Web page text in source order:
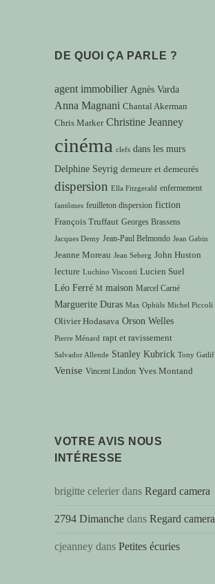
DE QUOI ÇA PARLE ?
agent immobilier Agnès Varda
Anna Magnani Chantal Akerman
Chris Marker Christine Jeanney
cinéma clefs dans les murs
Delphine Seyrig demeure et demeurés
dispersion Ella Fitzgerald enfermement
fantômes feuilleton dispersion fiction
François Truffaut Georges Brassens
Jacques Demy Jean-Paul Belmondo Jean Gabin
Jeanne Moreau Jean Seberg John Huston
lecture Luchino Visconti Lucien Suel
Léo Ferré M maison Marcel Carné
Marguerite Duras Max Ophüls Michel Piccoli
Olivier Hodasava Orson Welles
Pierre Ménard rapt et ravissement
Salvador Allende Stanley Kubrick Tony Gatlif
Venise Vincent Lindon Yves Montand
VOTRE AVIS NOUS
INTÉRESSE
brigitte celerier dansRegard camera
2794 Dimanche dansRegard camera
cjeanney dansPetites écuries